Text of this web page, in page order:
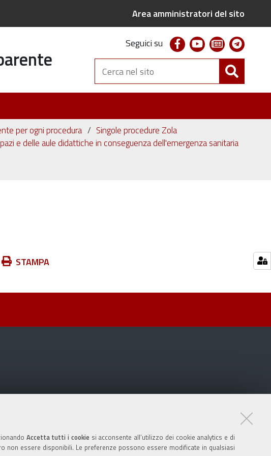
Accetta tutti i cookiesi acconsente all’utilizzo dei cookie analytics e di
non essere disponibili. Le preferenze possono essere modificate in qualsiasi
Area amministratori del sito
Seguici su facebookyoutubenewsletter
Cerca
nel
sito
per ogni procedura
Singole procedure Zola
e delle aule didattiche in conseguenza dell'emergenza sanitaria
STAMPA